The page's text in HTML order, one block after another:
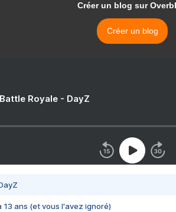
Créer un blog sur
Créer un blog
Royale - DayZ
13 ans (et vous l'avez ignoré)